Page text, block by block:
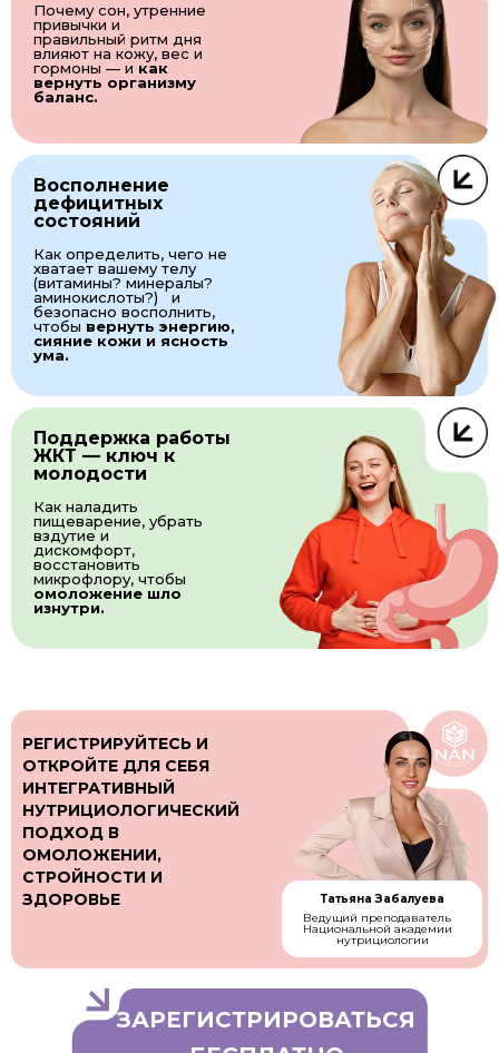
Почему сон, утренние
привычки и
правильный ритм дня
влияют на кожу, вес и
гормоны — и как
вернуть организму
баланс.
Восполнение
дефицитных
состояний
Как определить, чего не
хватает вашему телу
(витамины? минералы?
аминокислоты?) и
безопасно восполнить,
чтобы вернуть энергию,
сияние кожи и ясность
ума.
Поддержка работы
ЖКТ — ключ к
молодости
Как наладить
пищеварение, убрать
вздутие и
дискомфорт,
восстановить
микрофлору, чтобы
омоложение шло
изнутри.
РЕГИСТРИРУЙТЕСЬ И
ОТКРОЙТЕ ДЛЯ СЕБЯ
ИНТЕГРАТИВНЫЙ
НУТРИЦИОЛОГИЧЕСКИЙ
ПОДХОД В
ОМОЛОЖЕНИИ,
СТРОЙНОСТИ И
ЗДОРОВЬЕ
Татьяна Забалуева
Ведущий преподаватель
Национальной академии
нутрициологии
ЗАРЕГИСТРИРОВАТЬСЯ